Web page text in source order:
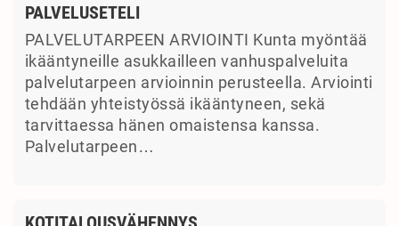
PALVELUSETELI
PALVELUTARPEEN ARVIOINTI Kunta myöntää
ikääntyneille asukkailleen vanhuspalveluita
palvelutarpeen arvioinnin perusteella. Arviointi
tehdään yhteistyössä ikääntyneen, sekä
tarvittaessa hänen omaistensa kanssa.
Palvelutarpeen…